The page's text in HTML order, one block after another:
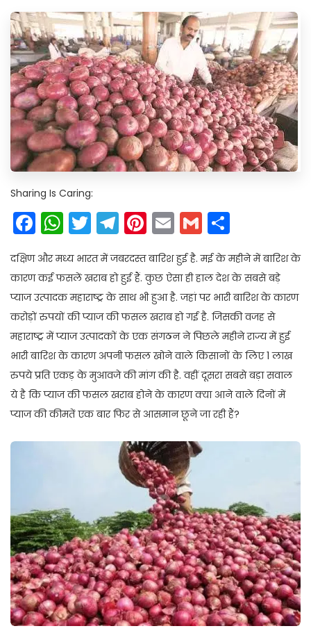
Sharing Is Caring:
Facebook
WhatsApp
Twitter
Telegram
Pinterest
EmailGmail
दक्षिण और मध्य भारत में जबरदस्त बारिश हुई है. मई के महीने में बारिश के
कारण कई फसलें खराब हो हुई हैं. कुछ ऐसा ही हाल देश के सबसे बड़े
प्याज उत्पादक महाराष्ट्र के साथ भी हुआ है. जहां पर भारी बारिश के कारण
करोड़ों रुपयों की प्याज की फसल खराब हो गई है. जिसकी वजह से
महाराष्ट्र में प्याज उत्पादकों के एक संगठन ने पिछले महीने राज्य में हुई
भारी बारिश के कारण अपनी फसल खोने वाले किसानों के लिए 1 लाख
रुपये प्रति एकड़ के मुआवजे की मांग की है. वहीं दूसरा सबसे बड़ा सवाल
ये है कि प्याज की फसल खराब होने के कारण क्या आने वाले दिनों में
प्याज की कीमतें एक बार फिर से आसमान छूने जा रही हैं?